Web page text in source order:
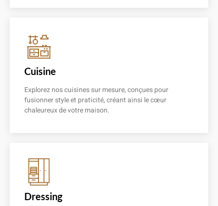
Cuisine
Explorez nos cuisines sur mesure, conçues pour
fusionner style et praticité, créant ainsi le cœur
chaleureux de votre maison.
Dressing